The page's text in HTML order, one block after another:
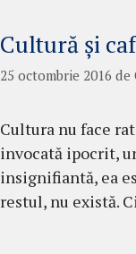
Cultură şi
25 octombrie 2016 de
Cultura nu face
invocată ipocrit,
insignifiantă, ea
restul, nu există.